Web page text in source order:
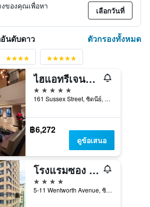
ของคุณเพื่อหา
เลือกวันที่
นดับดาว ตัวกรองทั้งหมด
ไฮแอทรีเจนซี ซิดนีย์
5 ดาว
161 Sussex Street, ซิดนีย์, NSW, ออสเตรเลีย
฿6,272
ดูข้อเสนอ
โรงแรมซอง ซิดนีย์
4 ดาว
5-11 Wentworth Avenue, ซิดนีย์, NSW, ออสเตรเลีย